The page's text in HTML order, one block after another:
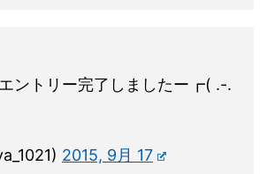
ントリー完了しましたー┏( .-.
2015, 9月 17